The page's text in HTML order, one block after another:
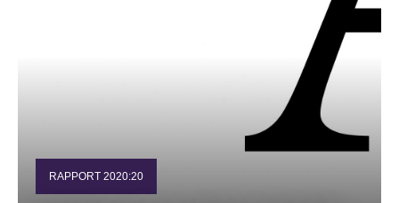
RAPPORT 2020:20